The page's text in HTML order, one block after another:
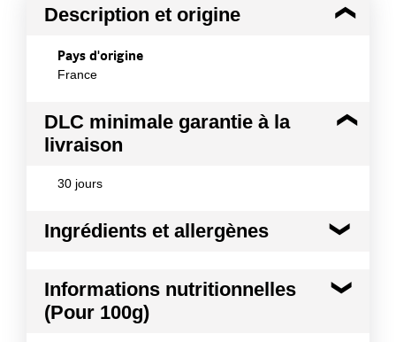
Description et origine
Pays d'origine
France
DLC minimale garantie à la
livraison
30 jours
Ingrédients et allergènes
Amandes, sucre, sirop de glucose, miel, arôme
naturel de vanille, albumine d'œuf, pain azyme
(fécule de pomme de terre, eau)
Informations nutritionnelles
(Pour 100g)